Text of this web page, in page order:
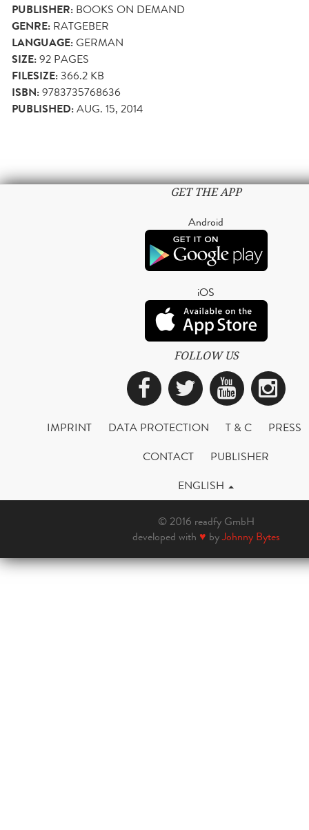
PUBLISHER: BOOKS ON DEMAND
GENRE: RATGEBER
LANGUAGE:GERMAN
SIZE:92 PAGES
FILESIZE:366.2 KB
ISBN:9783735768636
PUBLISHED:AUG. 15, 2014
GET THE APP
Android
iOS
FOLLOW US
Facebook
Twitter
IMPRINT DATA PROTECTION T & C
PRESS
CONTACT
PUBLISHER
ENGLISH
© 2016 readfy GmbH
developed with ♥ byJohnny Bytes